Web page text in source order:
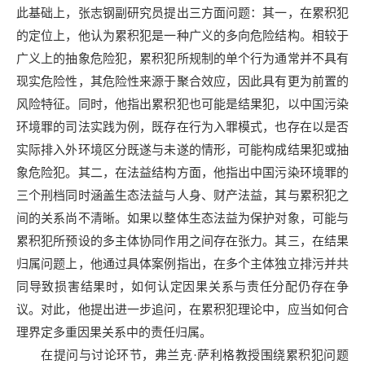
此基础上，张志钢副研究员提出三方面问题：其一，在累积犯
的定位上，他认为累积犯是一种广义的多向危险结构。相较于
广义上的抽象危险犯，累积犯所规制的单个行为通常并不具有
现实危险性，其危险性来源于聚合效应，因此具有更为前置的
风险特征。同时，他指出累积犯也可能是结果犯，以中国污染
环境罪的司法实践为例，既存在行为入罪模式，也存在以是否
实际排入外环境区分既遂与未遂的情形，可能构成结果犯或抽
象危险犯。其二，在法益结构方面，他指出中国污染环境罪的
三个刑档同时涵盖生态法益与人身、财产法益，其与累积犯之
间的关系尚不清晰。如果以整体生态法益为保护对象，可能与
累积犯所预设的多主体协同作用之间存在张力。其三，在结果
归属问题上，他通过具体案例指出，在多个主体独立排污并共
同导致损害结果时，如何认定因果关系与责任分配仍存在争
议。对此，他提出进一步追问，在累积犯理论中，应当如何合
理界定多重因果关系中的责任归属。
在提问与讨论环节，弗兰克·萨利格教授围绕累积犯问题